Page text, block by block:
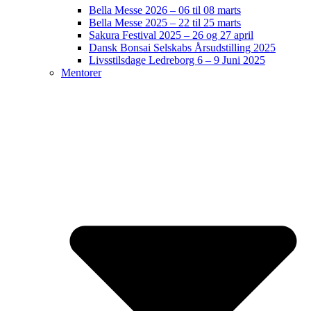
Bella Messe 2026 – 06 til 08 marts
Bella Messe 2025 – 22 til 25 marts
Sakura Festival 2025 – 26 og 27 april
Dansk Bonsai Selskabs Årsudstilling 2025
Livsstilsdage Ledreborg 6 – 9 Juni 2025
Mentorer